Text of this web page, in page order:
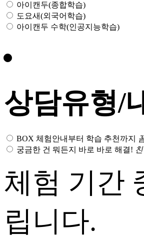
아이캔두(종합학습)
도요새(외국어학습)
아이캔두 수학(인공지능학습)
상담유형/
BOX 체험안내부터 학습 추천까지
궁금한 건 뭐든지 바로 바로 해결!
체험 기간
립니다.